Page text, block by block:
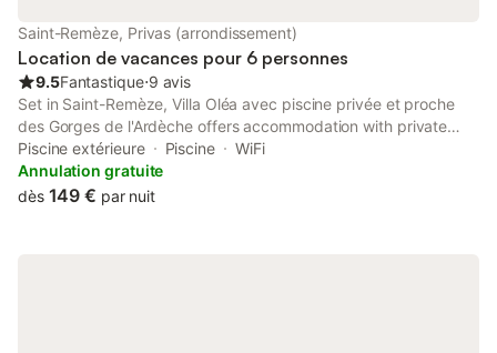
Saint-Remèze, Privas (arrondissement)
Location de vacances pour 6 personnes
9.5Fantastique⋅9 avis
Set in Saint-Remèze, Villa Oléa avec piscine privée et proche
des Gorges de l'Ardèche offers accommodation with private
pool, free WiFi and free private parking for guests who drive.
The air-conditioned accommodation is 8.9 km from Ardeche
Gorges.
Piscine extérieure Piscine
WiFi
Annulation gratuite
dès 149 € par nuit